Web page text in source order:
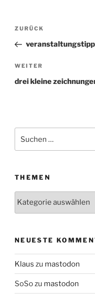
Beitragsnavigation
Vorheriger
Beitrag
ZURÜCK
Nächster
Beitrag
WEITER
drei kleine
nach:
THEMEN
Themen
NEUESTE
Klaus zu mastodon
SoSozu mastodon